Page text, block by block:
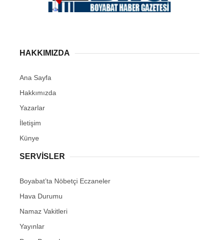
HAKKIMIZDA
Ana Sayfa
Hakkımızda
Yazarlar
İletişim
Künye
SERVISLER
Boyabat’ta Nöbetçi Eczaneler
Hava Durumu
Namaz Vakitleri
Yayınlar